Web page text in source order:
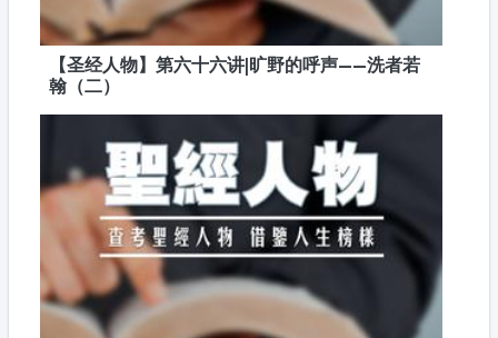
【圣经人物】第六十六讲|旷野的呼声——洗者若
翰（二）